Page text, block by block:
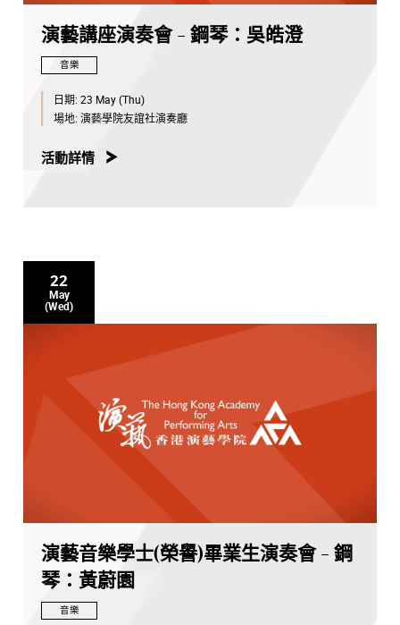
演藝講座演奏會 - 鋼琴：吳皓澄
音樂
日期: 23 May (Thu)
場地: 演藝學院友誼社演奏廳
活動詳情
22
May
(Wed)
演藝音樂學士(榮譽)畢業生演奏會 - 鋼
琴：黃蔚園
音樂